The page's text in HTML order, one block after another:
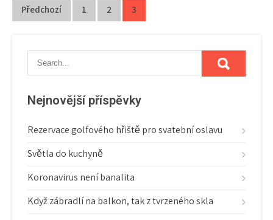
Stránkování
Předchozí 1 2 3
Nejnovější příspěvky
Rezervace golfového hřiště pro svatební oslavu
Světla do kuchyně
Koronavirus není banalita
Když zábradlí na balkon, tak z tvrzeného skla